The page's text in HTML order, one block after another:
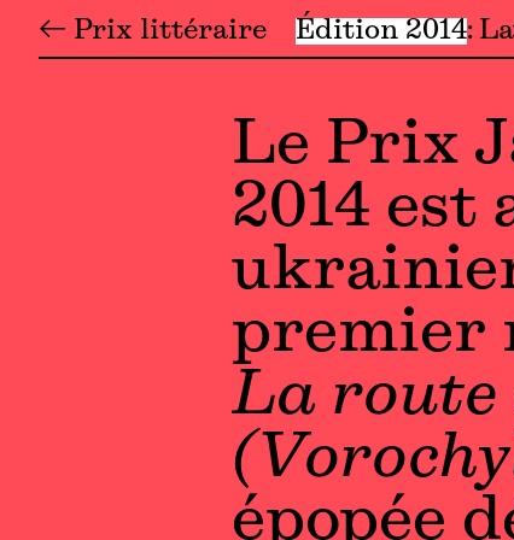
← Prix littéraire Édition 2014
Le Prix
2014 est
premier
La route
épopée